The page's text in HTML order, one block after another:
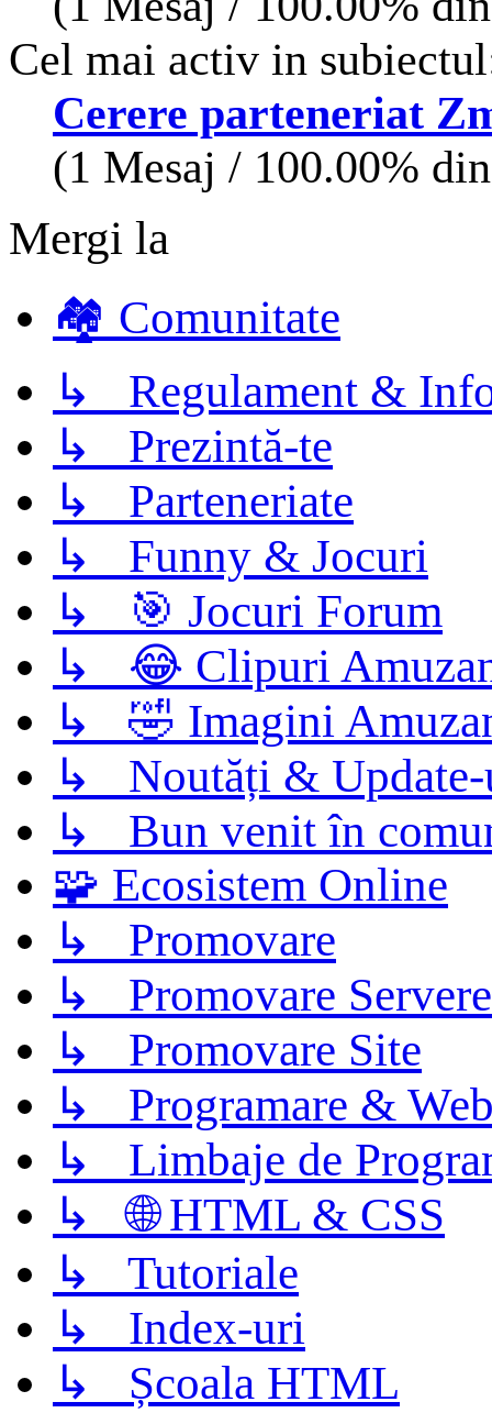
Cel mai activ in
Cerere parteneriat
(1 Mesaj / 100.00%
Mergi la
🏘️ Comunitate
↳ Regulament &
↳ Prezintă-te
↳ Parteneriate
↳ Funny & Jocuri
↳ 🎯 Jocuri Forum
↳ 😂 Clipuri
↳ 🤣 Imagini
↳ Noutăți &
↳ Bun venit în
🧩 Ecosistem Online
↳ Promovare
↳ Promovare Servere
↳ Promovare Site
↳ Programare &
↳ Limbaje de
↳ 🌐 HTML & CSS
↳ Tutoriale
↳ Index-uri
↳ Școala HTML